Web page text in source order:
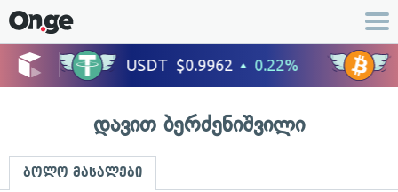
დავით ბერძენიშვილი
ბოლო მასალები